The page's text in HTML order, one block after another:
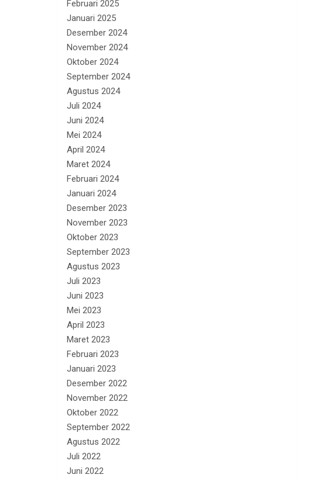
Februari 2025
Januari 2025
Desember 2024
November 2024
Oktober 2024
September 2024
Agustus 2024
Juli 2024
Juni 2024
Mei 2024
April 2024
Maret 2024
Februari 2024
Januari 2024
Desember 2023
November 2023
Oktober 2023
September 2023
Agustus 2023
Juli 2023
Juni 2023
Mei 2023
April 2023
Maret 2023
Februari 2023
Januari 2023
Desember 2022
November 2022
Oktober 2022
September 2022
Agustus 2022
Juli 2022
Juni 2022